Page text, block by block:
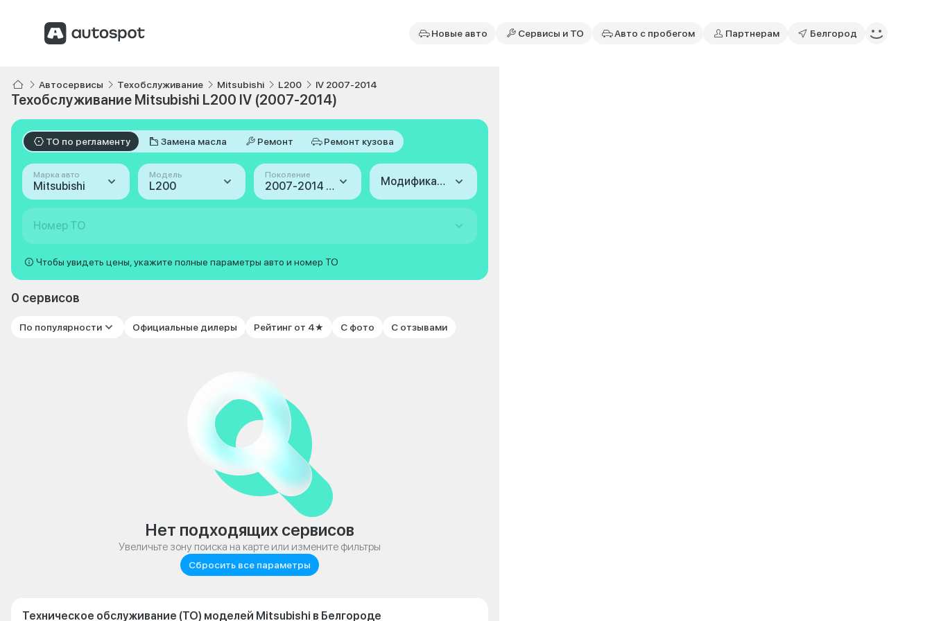
Новые авто Сервисы и ТО Авто с пробегом Партнерам Белгород
Автосервисы Техобслуживание Mitsubishi L200 IV 2007-2014
Техобслуживание Mitsubishi L200 IV (2007-2014)
ТО по регламенту Замена масла Ремонт Ремонт кузова
Марка авто
Mitsubishi
Модель
L200
Поколение
2007-2014 (IV) Модификация
Номер ТО
Чтобы увидеть цены, укажите полные параметры авто и номер ТО
0 сервисов
По популярности Официальные дилеры Рейтинг от 4★ С фото С отзывами
Нет подходящих сервисов
Увеличьте зону поиска на карте или измените фильтры
Сбросить все параметры
Техническое обслуживание (ТО) моделей Mitsubishi в Белгороде